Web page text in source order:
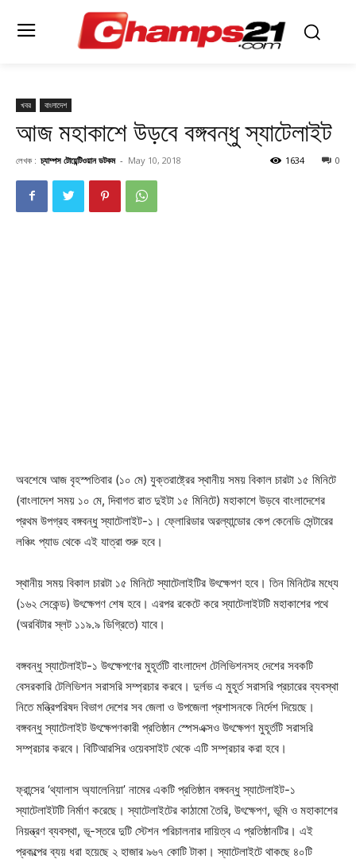
খবর বাংলাদেশ
আজ মহাকাশে উড়বে বঙ্গবন্ধু স্যাটেলাইট
লেখক : চ্যাম্পস টোয়েন্টিওয়ান ডটকম - May 10, 2018 0
1634
অবশেষে আজ বৃহস্পতিবার (১০ মে) যুক্তরাষ্ট্রের স্থানীয় সময় বিকাল চারটা ১৫ মিনিটে
(বাংলাদেশ সময় ১০ মে, দিবাগত রাত দুইটা ১৫ মিনিটে) মহাকাশে উড়বে বাংলাদেশের
প্রথম উপগ্রহ বঙ্গবন্ধু স্যাটেলাইট-১। ফ্লোরিডার অরল্যান্ডোর কেপ কেনেডি সেন্টারের
লঞ্চিং প্যাড থেকে এই যাত্রা শুরু হবে।
স্থানীয় সময় বিকাল চারটা ১৫ মিনিটে স্যাটেলাইটির উৎক্ষেপণ হবে। তিন মিনিটের মধ্যে
(১৬২ সেকেন্ড) উৎক্ষেপণ শেষ হবে। এরপর রকেটে করে স্যাটেলাইটটি মহাকাশের পথে
(অরবিটার স্লট ১১৯.৯ ডিগ্রিতে) যাবে।
বঙ্গবন্ধু স্যাটেলাইট-১ উৎক্ষেপণের মুহূর্তটি বাংলাদেশ টেলিভিশনসহ দেশের সবকটি
বেসরকারি টেলিভিশন সরাসরি সম্প্রচার করবে। দুর্লভ এ মুহূর্ত সরাসরি প্রচারের ব্যবস্থা
নিতে মন্ত্রিপরিষদ বিভাগ দেশের সব জেলা ও উপজেলা প্রশাসনকে নির্দেশ দিয়েছে।
বঙ্গবন্ধু স্যাটেলাইট উৎক্ষেপণকারী প্রতিষ্ঠান স্পেসএক্সও উৎক্ষেপণ মুহূর্তটি সরাসরি
সম্প্রচার করবে। বিটিআরসির ওয়েবসাইট থেকে এটি সম্প্রচার করা হবে।
ফ্রান্সের ‘থ্যালাস অ্যালেনিয়া’ নামের একটি প্রতিষ্ঠান বঙ্গবন্ধু স্যাটেলাইট-১
স্যাটেলাইটটি নির্মাণ করেছে। স্যাটেলাইটের কাঠামো তৈরি, উৎক্ষেপণ, ভূমি ও মহাকাশের
নিয়ন্ত্রণ ব্যবস্থা, ভূ-স্তরে দুটি স্টেশন পরিচালনার দায়িত্ব এ প্রতিষ্ঠানটির। এই
প্রকল্পের ব্যয় ধরা হয়েছে ২ হাজার ৯৬৭ কোটি টাকা। স্যাটেলাইটে থাকছে ৪০টি